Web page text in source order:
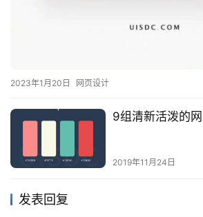
2023年1月20日 网页设计
9组清新活泼的
2019年11月24日
发表回复